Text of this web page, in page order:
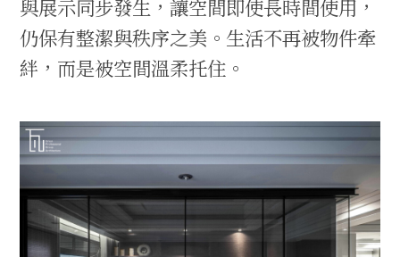
與展示同步發生，讓空間即使長時間使用，
仍保有整潔與秩序之美。生活不再被物件牽
絆，而是被空間溫柔托住。